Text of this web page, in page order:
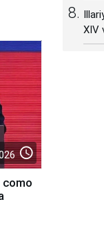
access_time
como
XIV